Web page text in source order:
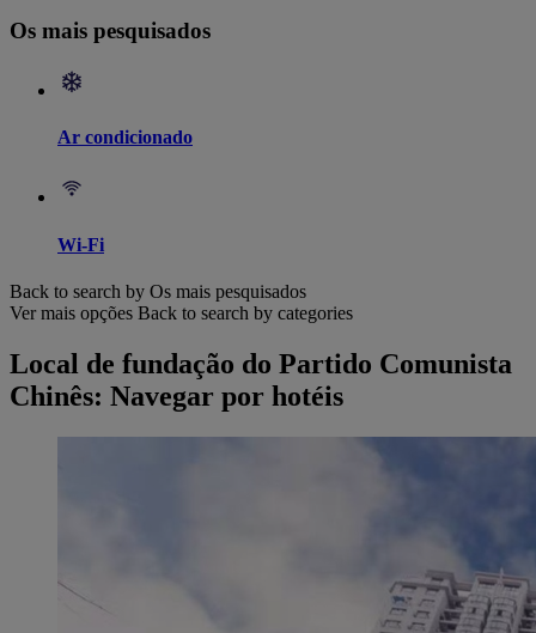
Os mais pesquisados
Ar condicionado
Wi-Fi
Back to search by Os mais pesquisados
Ver mais opções Back to search by categories
Local de fundação do Partido Comunista
Chinês: Navegar por hotéis